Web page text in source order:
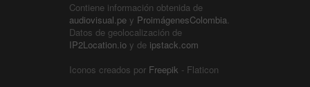
Contiene información obtenida de
audiovisual.pe y ProimágenesColombia.
Datos de geolocalización de
IP2Location.io y de ipstack.com
Iconos creados por Freepik - Flaticon